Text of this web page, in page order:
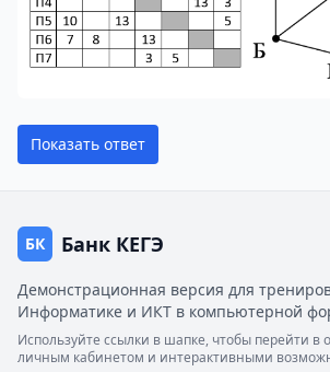
Показать ответ
БК Банк КЕГЭ
Демонстрационная версия для
Информатике и ИКТ в компьютерной
Используйте ссылки в шапке, чтобы перейти в
личным кабинетом и интерактивными